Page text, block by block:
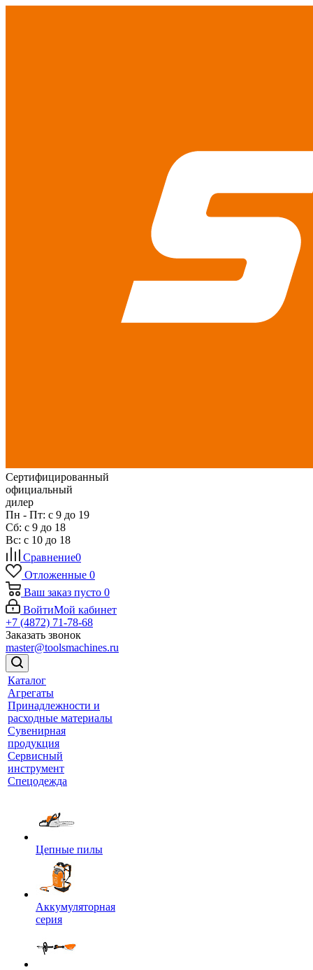
Сертифицированный
официальный
дилер
Пн - Пт: с 9 до 19
Сб: с 9 до 18
Вс: с 10 до 18
Сравнение0
Отложенные 0
Ваш заказ пусто 0
ВойтиМой кабинет
+7 (4872) 71-78-68
Заказать звонок
master@toolsmachines.ru
Каталог
Агрегаты
Принадлежности и
расходные материалы
Сувенирная
продукция
Сервисный
инструмент
Спецодежда
Цепные пилы
Аккумуляторная
серия